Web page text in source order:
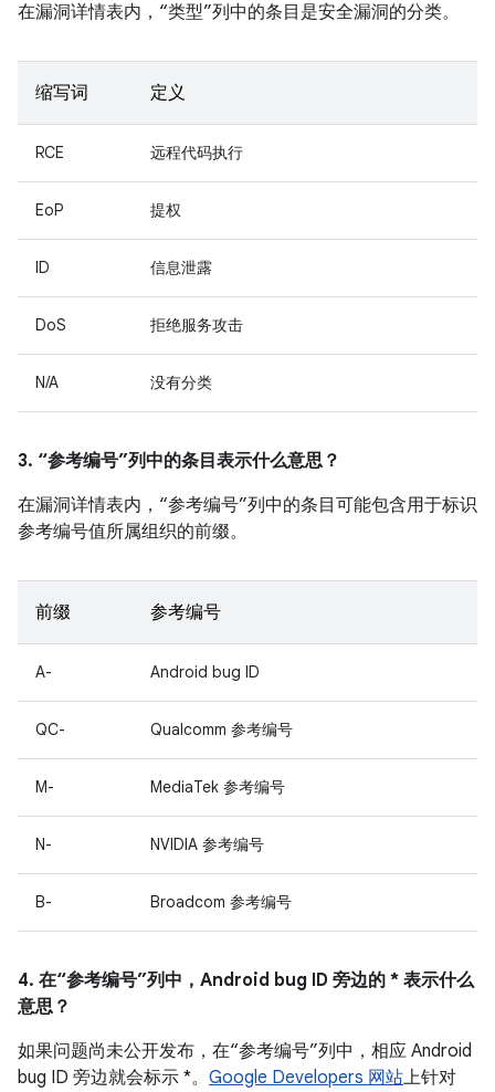
在漏洞详情表内，“类型”列中的条目是安全漏洞的分类。
缩写词 定义
RCE 远程代码执行
EoP 提权
ID 信息泄露
DoS 拒绝服务攻击
N/A 没有分类
3. “参考编号”列中的条目表示什么意思？
在漏洞详情表内，“参考编号”列中的条目可能包含用于标识
参考编号值所属组织的前缀。
前缀 参考编号
A- Android bug ID
QC- Qualcomm 参考编号
M- MediaTek 参考编号
N- NVIDIA 参考编号
B- Broadcom 参考编号
4. 在“参考编号”列中，Android bug ID 旁边的 * 表示什么
意思？
如果问题尚未公开发布，在“参考编号”列中，相应 Android
bug ID 旁边就会标示 *。 Google Developers 网站上针对